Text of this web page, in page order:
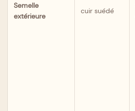
Semelle
extérieure
cuir suédé